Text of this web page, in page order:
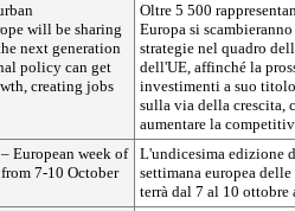
will be sharing
next generation
policy can get
creating jobs
Oltre 5 500
Europa si
strategie nel quadro
dell'UE, affinché la
investimenti a suo
sulla via della crescita,
aumentare la
European week of
7-10 October
L'undicesima edizione
settimana europea
terrà dal 7 al 10 ottobre